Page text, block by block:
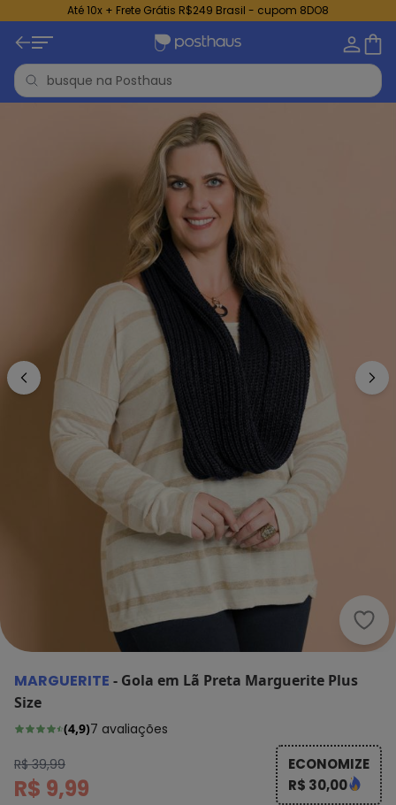
Até 10x + Frete Grátis R$249 Brasil - cupom 8DO8
MARGUERITE - Gola em Lã Preta Marguerite Plus
Size
(4,9)7 avaliações
R$ 39,99
R$ 9,99
ECONOMIZE
R$ 30,00